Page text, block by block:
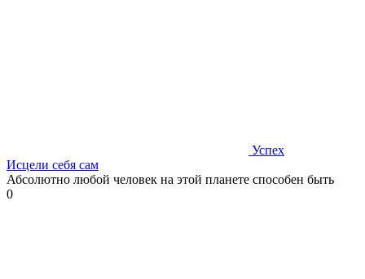
Успех
Исцели себя сам
Абсолютно любой человек на этой планете способен быть
0